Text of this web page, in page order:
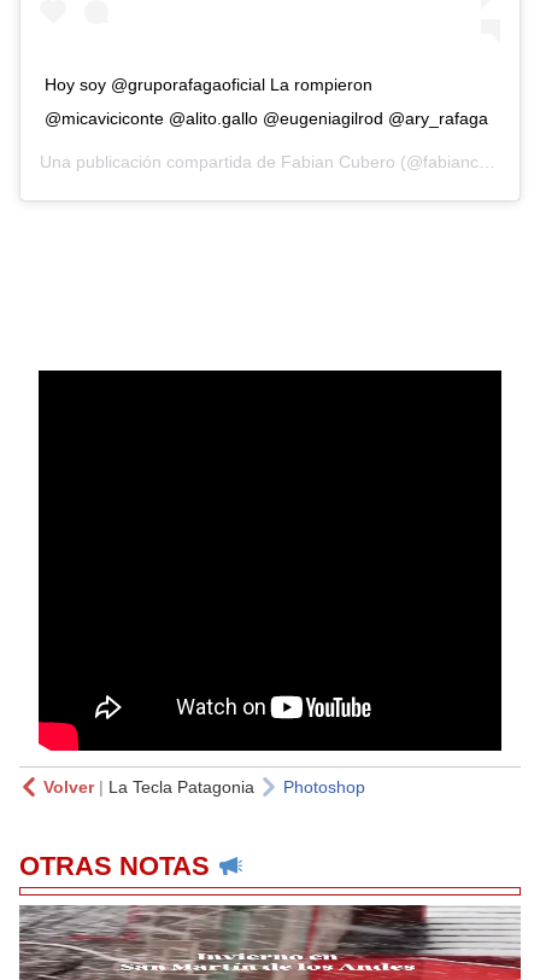
Hoy soy @gruporafagaoficial La rompieron
@micaviciconte @alito.gallo @eugeniagilrod @ary_rafaga
Una publicación compartida de Fabian Cubero (@fabiancuberooficial) el
Volver| La Tecla Patagonia Photoshop
OTRAS NOTAS